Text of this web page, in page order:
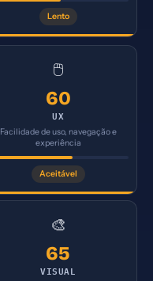
Lento
🖱️
60
UX
Facilidade de uso, navegação e
experiência
Aceitável
🎨
65
VISUAL